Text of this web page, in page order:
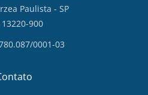
Paulista - SP
13220-900
0001-03